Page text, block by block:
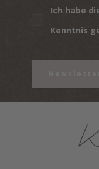
Ich habe
Kenntnis